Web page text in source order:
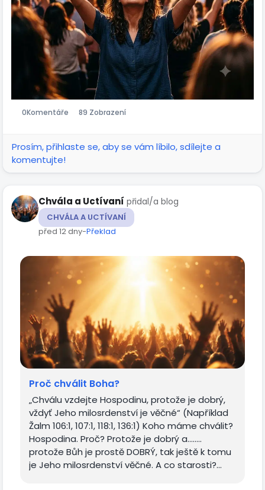
0Komentáře 89 Zobrazení
Prosím, přihlaste se, aby se vám líbilo, sdílejte a
komentujte!
Chvála a Uctívaní přidal/a blog
CHVÁLA A UCTÍVANÍ
před 12 dny-Překlad
Proč chválit Boha?
„Chválu vzdejte Hospodinu, protože je dobrý,
vždyť Jeho milosrdenství je věčné“ (Například
Žalm 106:1, 107:1, 118:1, 136:1) Koho máme chválit?
Hospodina. Proč? Protože je dobrý a……..
protože Bůh je prostě DOBRÝ, tak ještě k tomu
je Jeho milosrdenství věčné. A co starosti?...